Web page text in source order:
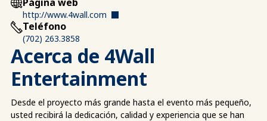
http://www.4wall.com
Teléfono
(702) 263.3858
Acerca de 4Wall
Entertainment
Desde el proyecto más grande hasta el evento más pequeño,
usted recibirá la dedicación, calidad y experiencia que se han